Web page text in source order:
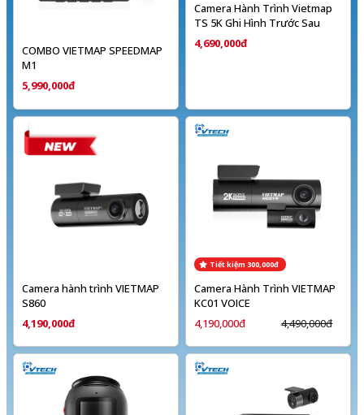
COMBO VIETMAP SPEEDMAP
M1
5,990,000đ
Camera Hành Trình Vietmap
TS 5K Ghi Hình Trước Sau
4,690,000đ
Camera hành trình VIETMAP
S860
4,190,000đ
Tiết kiệm 300,000đ
Camera Hành Trình VIETMAP
KC01 VOICE
4,190,000đ
4,490,000đ